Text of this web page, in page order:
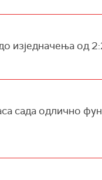
изједначења од
сада одлично